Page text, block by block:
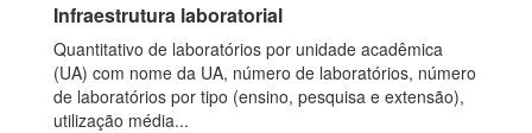
Infraestrutura laboratorial
Quantitativo de laboratórios por unidade acadêmica
(UA) com nome da UA, número de laboratórios, número
de laboratórios por tipo (ensino, pesquisa e extensão),
utilização média...